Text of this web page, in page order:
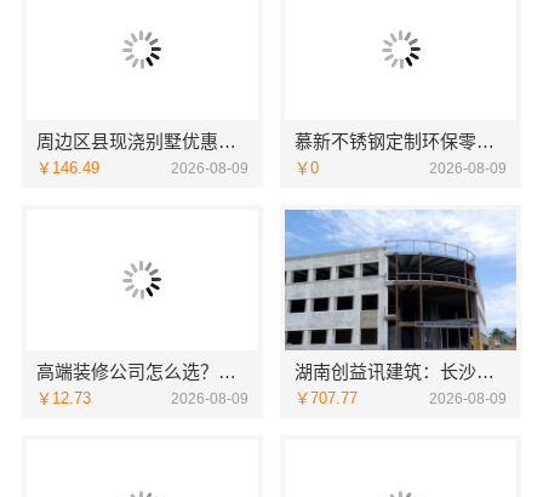
周边区县现浇别墅优惠活动环保材料-重庆御墅建筑材料有限公司
￥146.49 2026-08-09
慕新不锈钢定制环保零甲醛
￥0 2026-08-09
高端装修公司怎么选？南京市创亿讯环保口碑好
￥12.73 2026-08-09
湖南创益讯建筑：长沙实力强的全案设计
￥707.77 2026-08-09